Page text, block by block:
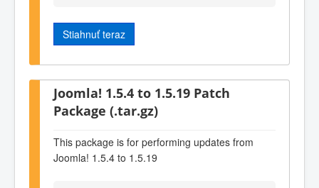
Stiahnuť teraz
Joomla! 1.5.4 to 1.5.19 Patch
Package (.tar.gz)
This package is for performing updates from
Joomla! 1.5.4 to 1.5.19